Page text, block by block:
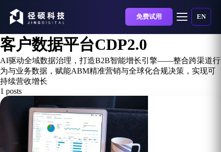
免费试用 EN
客户数据平台CDP2.0
AI驱动全域数据治理，打造B2B智能增长引擎——整合跨渠道行
为与业务数据，赋能ABM精准营销与全球化合规决策，实现可
持续营收增长
1 posts